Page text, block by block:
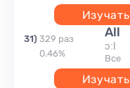
Изучать
31) 329 раз
0.46%
all
ɔːl
все
Изучать